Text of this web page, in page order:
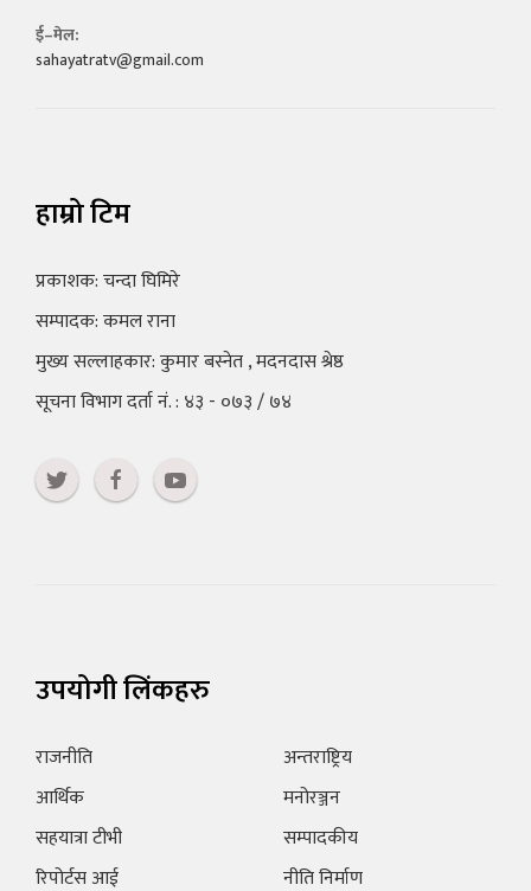
ई–मेल:
sahayatratv@gmail.com
हाम्रो टिम
प्रकाशक: चन्दा घिमिरे
सम्पादक: कमल राना
मुख्य सल्लाहकार: कुमार बस्नेत , मदनदास श्रेष्ठ
सूचना विभाग दर्ता नं. : ४३ - ०७३ / ७४
उपयोगी लिंकहरु
राजनीति
आर्थिक
सहयात्रा टीभी
रिपोर्टस आई
अन्तराष्ट्रिय
मनोरञ्जन
सम्पादकीय
नीति निर्माण